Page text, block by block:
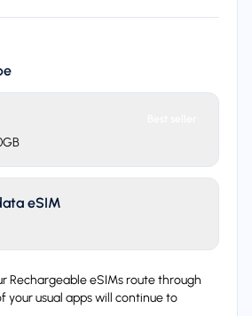
eSIM
Rechargeable eSIMs route through
your usual apps will continue to